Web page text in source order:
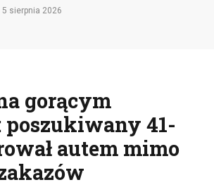
5 sierpnia 2026
gorącym
41-
autem mimo